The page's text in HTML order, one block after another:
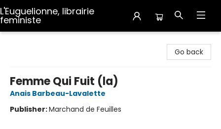
L'Euguelionne, librairie
feministe
Go back
Femme Qui Fuit (la)
Anais Barbeau-Lavalette
Publisher:Marchand de Feuilles